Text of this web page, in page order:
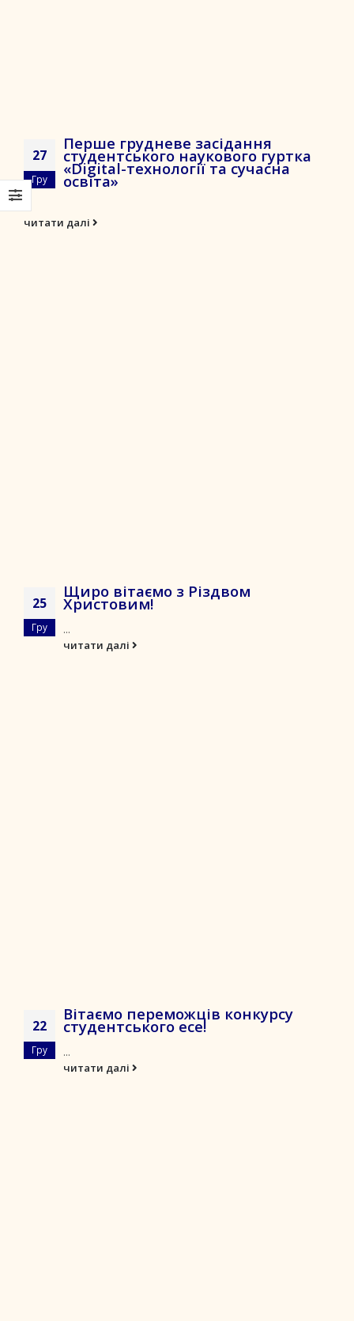
27
Гру
Перше грудневе засідання
студентського наукового гуртка
«Digital-технології та сучасна
освіта»
читати далі
25
Гру
Щиро вітаємо з Різдвом
Христовим!
...
читати далі
22
Гру
Вітаємо переможців конкурсу
студентського есе!
...
читати далі